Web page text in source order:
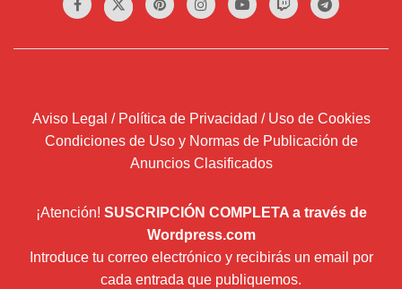
Aviso Legal / Política de Privacidad / Uso de Cookies
Condiciones de Uso y Normas de Publicación de
Anuncios Clasificados
¡Atención! SUSCRIPCIÓN COMPLETA a través de
Wordpress.com
Introduce tu correo electrónico y recibirás un email por
cada entrada que publiquemos.